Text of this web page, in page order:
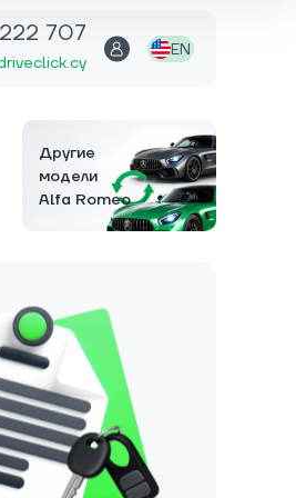
707
EN
Другие
модели
Alfa Romeo